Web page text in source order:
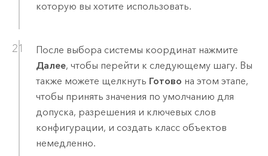
которую вы хотите использовать.
После выбора системы координат нажмите
Далее, чтобы перейти к следующему шагу. Вы
также можете щелкнуть Готово на этом этапе,
чтобы принять значения по умолчанию для
допуска, разрешения и ключевых слов
конфигурации, и создать класс объектов
немедленно.